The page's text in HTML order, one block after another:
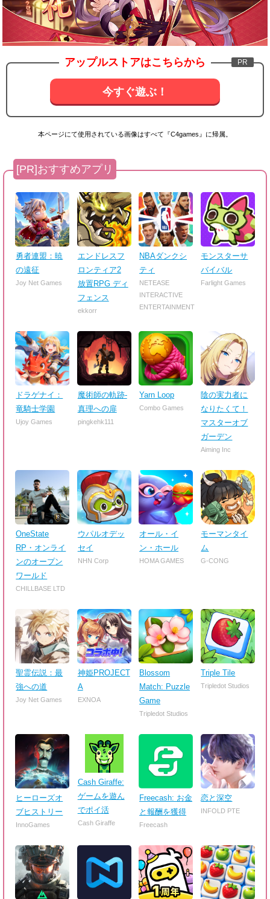
アップルストアはこちらから
今すぐ遊ぶ！
本ページにて使用されている画像はすべて『C4games』に帰属。
勇者連盟：暁
の遠征
Joy Net Games
エンドレスフ
ロンティア2
放置RPG ディ
フェンス
ekkorr
NBAダンクシ
ティ
NETEASE
INTERACTIVE
ENTERTAINMENT
モンスターサ
バイバル
Farlight Games
ドラゲナイ：
竜騎士学園
Ujoy Games
魔術師の軌跡-
真理への扉
pingkehk111
Yarn Loop
Combo Games
陰の実力者に
なりたくて！
マスターオブ
ガーデン
Aiming Inc
OneState
RP・オンライ
ンのオープン
ワールド
CHILLBASE LTD
ウパルオデッ
セイ
NHN Corp
オール・イ
ン・ホール
HOMA GAMES
モーマンタイ
ム
G-CONG
聖霊伝説：最
強への道
Joy Net Games
神姫PROJECT
A
EXNOA
Blossom
Match: Puzzle
Game
Tripledot Studios
Triple Tile
Tripledot Studios
ヒーローズオ
ブヒストリー
InnoGames
Cash Giraffe:
ゲームを遊ん
でポイ活
Cash Giraffe
Freecash: お金
と報酬を獲得
Freecash
恋と深空
INFOLD PTE